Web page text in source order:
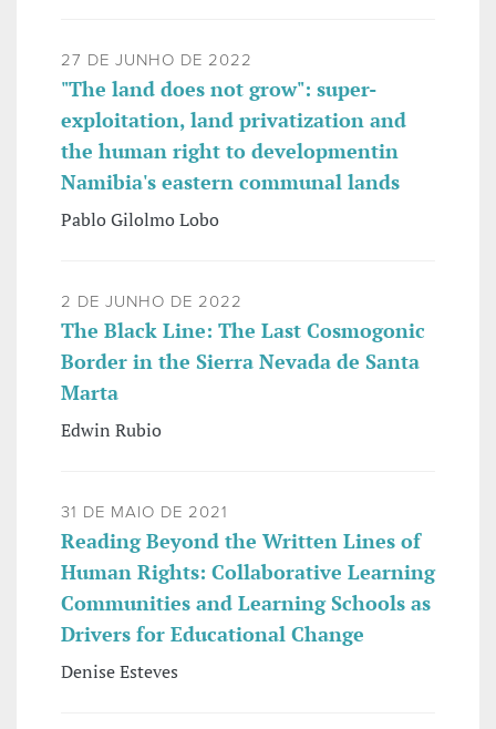
27 DE JUNHO DE 2022
"The land does not grow": super-
exploitation, land privatization and
the human right to developmentin
Namibia's eastern communal lands
Pablo Gilolmo Lobo
2 DE JUNHO DE 2022
The Black Line: The Last Cosmogonic
Border in the Sierra Nevada de Santa
Marta
Edwin Rubio
31 DE MAIO DE 2021
Reading Beyond the Written Lines of
Human Rights: Collaborative Learning
Communities and Learning Schools as
Drivers for Educational Change
Denise Esteves